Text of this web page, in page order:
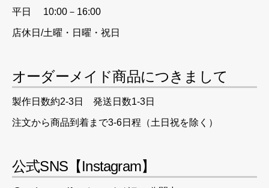
平日 10:00－16:00
店休日/土曜・日曜・祝日
オーダーメイド商品につきまして
製作日数約2-3日 発送日数1-3日
注文から商品到着まで3-6日程（土日祝を除く）
公式SNS【Instagram】